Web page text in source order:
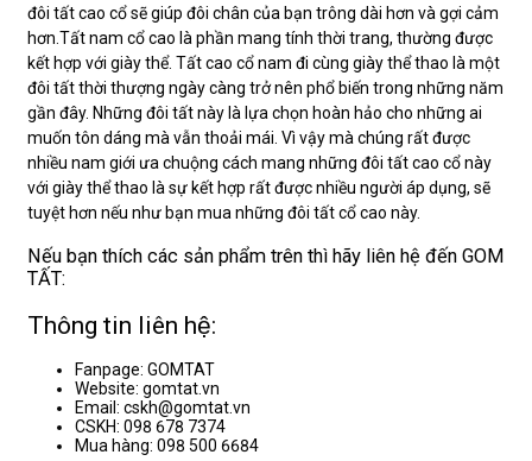
đôi tất cao cổ sẽ giúp đôi chân của bạn trông dài hơn và gợi cảm
hơn.Tất nam cổ cao là phần mang tính thời trang, thường được
kết hợp với giày thể. Tất cao cổ nam đi cùng giày thể thao là một
đôi tất thời thượng ngày càng trở nên phổ biến trong những năm
gần đây. Những đôi tất này là lựa chọn hoàn hảo cho những ai
muốn tôn dáng mà vẫn thoải mái. Vì vậy mà chúng rất được
nhiều nam giới ưa chuộng cách mang những đôi tất cao cổ này
với giày thể thao là sự kết hợp rất được nhiều người áp dụng, sẽ
tuyệt hơn nếu như bạn mua những đôi tất cổ cao này.
Nếu bạn thích các sản phẩm trên thì hãy liên hệ đến GOM
TẤT:
Thông tin liên hệ:
Fanpage: GOMTAT
Website: gomtat.vn
Email: cskh@gomtat.vn
CSKH: 098 678 7374
Mua hàng: 098 500 6684